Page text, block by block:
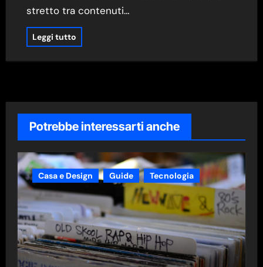
stretto tra contenuti…
Leggi tutto
Potrebbe interessarti anche
Casa e Design Guide Tecnologia